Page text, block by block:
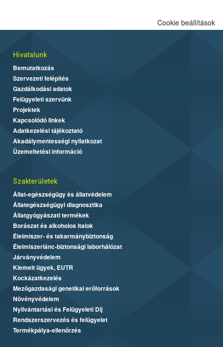
Cookie beállítások
Hivatalunk
Bemutatkozás
Szervezeti felépítés
Gazdálkodási adatok
Felügyeleti szervünk
Projektek
Kapcsolódó linkek
Adatkezelési tájékoztató
Akadálymentességi nyilatkozat
Üzemeltetési információ
Szakterületek
Állat-egészségügy és állatvédelem
Állategészségügyi diagnosztika
Állatgyógyászati termékek
Borászat és alkoholos italok
Élelmiszer- és takarmánybiztonság
Élelmiszerlánc-biztonsági laborhálózat
Járványvédelem
Kiemelt ügyek, EUTR
Kockázatkezelés
Mezőgazdasági genetikai erőforrások
Növényvédelem
Nyilvántartási és Felügyeleti Díj
Rendszerszervezés és felügyelet
Termékpálya-ellenőrzés